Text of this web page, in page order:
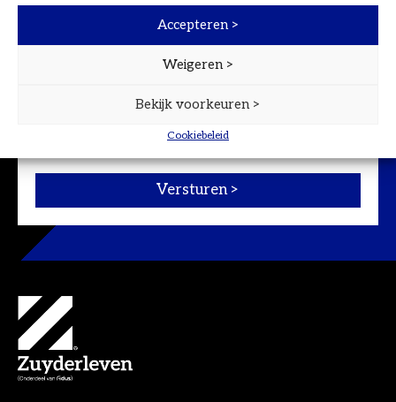
Accepteren >
Weigeren >
Bekijk voorkeuren >
Cookiebeleid